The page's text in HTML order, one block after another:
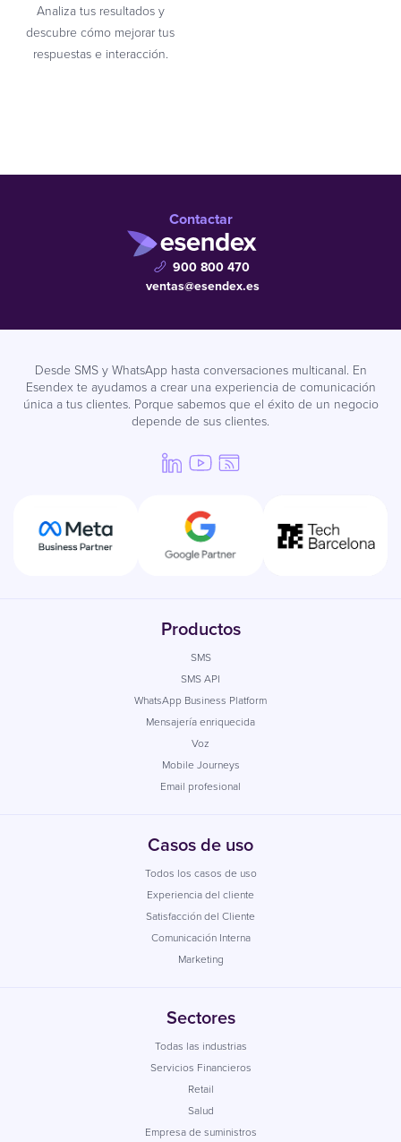
Analiza tus resultados y
descubre cómo mejorar tus
respuestas e interacción.
Contactar
900 800 470
ventas@esendex.es
Desde SMS y WhatsApp hasta conversaciones multicanal. En
Esendex te ayudamos a crear una experiencia de comunicación
única a tus clientes. Porque sabemos que el éxito de un negocio
depende de sus clientes.
Productos
SMS
SMS API
WhatsApp Business Platform
Mensajería enriquecida
Voz
Mobile Journeys
Email profesional
Casos de uso
Todos los casos de uso
Experiencia del cliente
Satisfacción del Cliente
Comunicación Interna
Marketing
Sectores
Todas las industrias
Servicios Financieros
Retail
Salud
Empresa de suministros